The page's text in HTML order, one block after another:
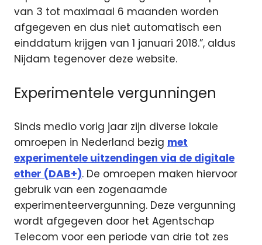
van 3 tot maximaal 6 maanden worden
afgegeven en dus niet automatisch een
einddatum krijgen van 1 januari 2018.”, aldus
Nijdam tegenover deze website.
Experimentele vergunningen
Sinds medio vorig jaar zijn diverse lokale
omroepen in Nederland bezig met
experimentele uitzendingen via de digitale
ether (DAB+). De omroepen maken hiervoor
gebruik van een zogenaamde
experimenteervergunning. Deze vergunning
wordt afgegeven door het Agentschap
Telecom voor een periode van drie tot zes